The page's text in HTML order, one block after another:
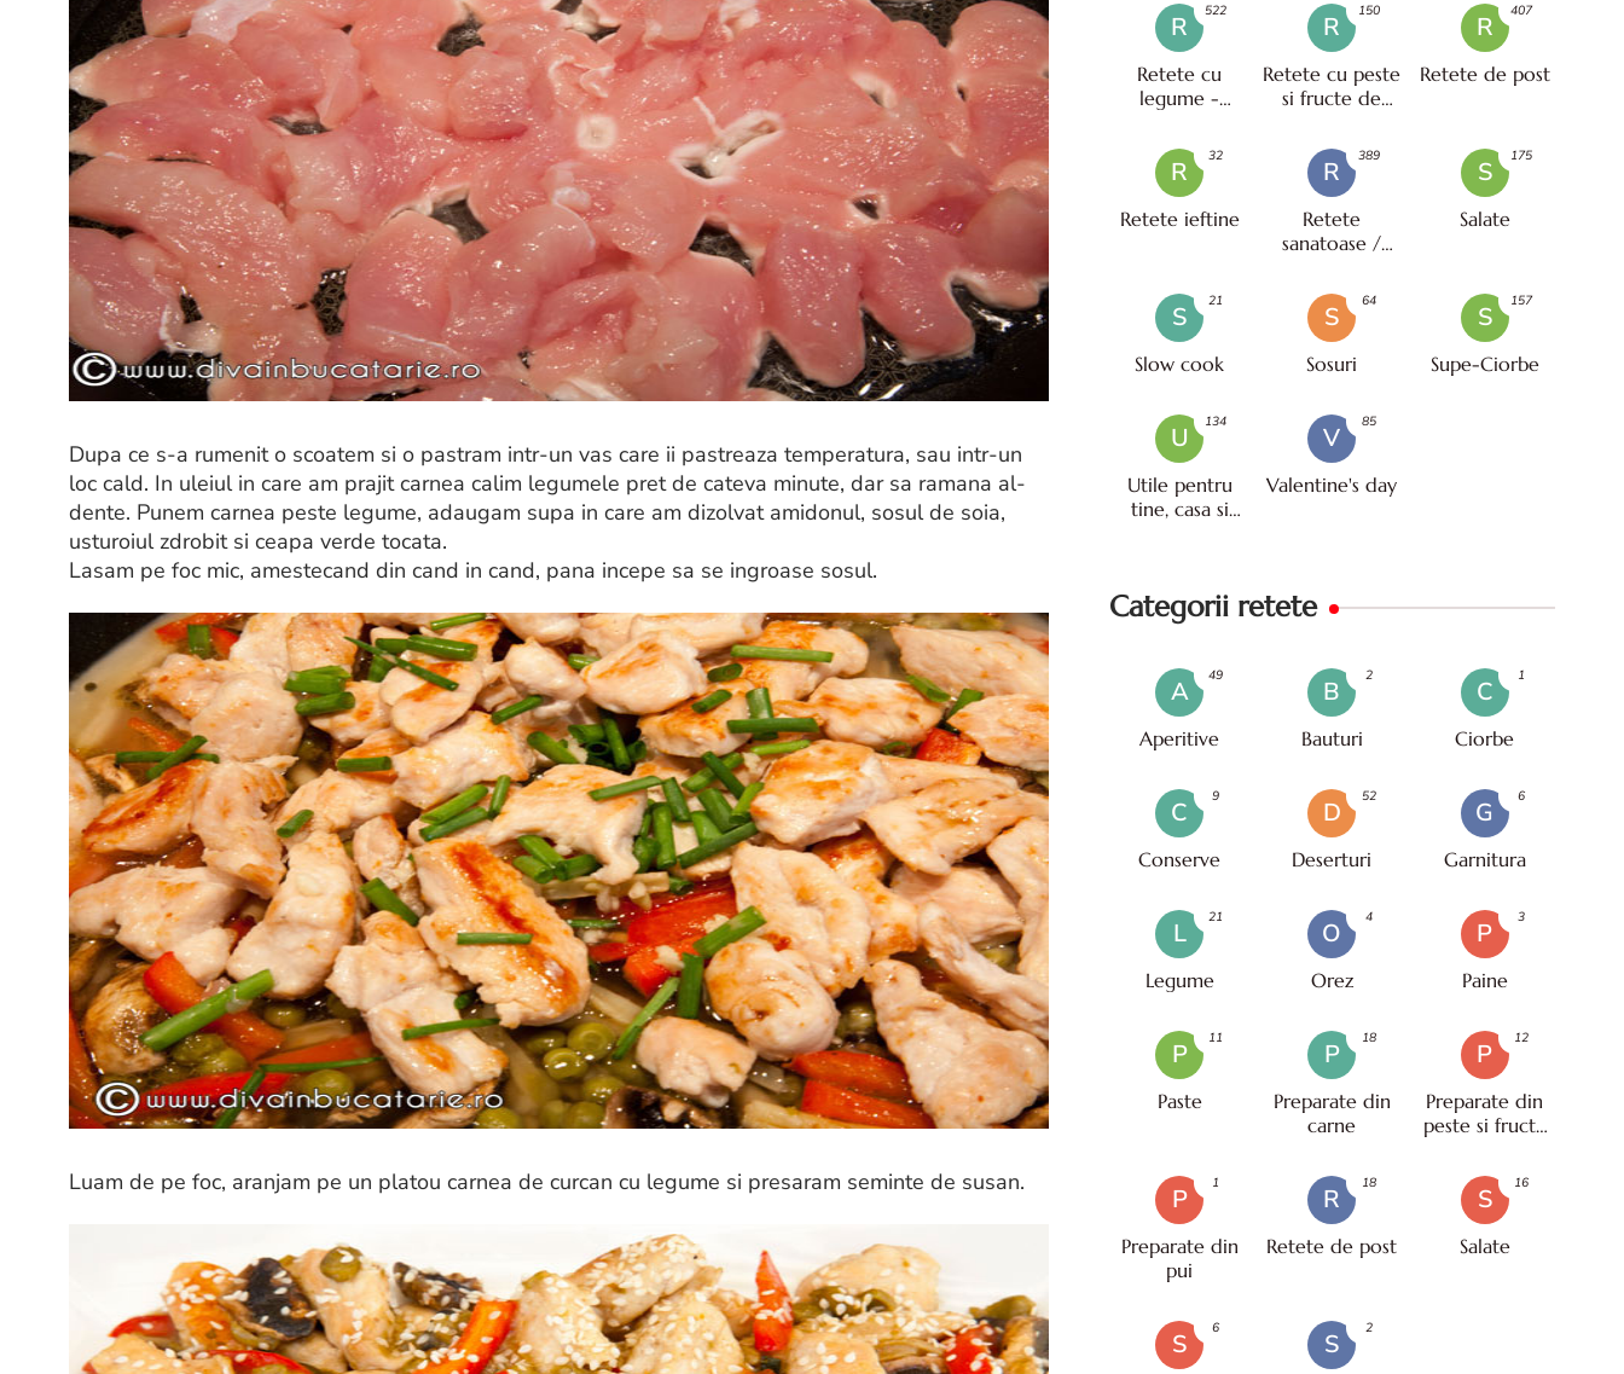
Dupa ce s-a rumenit o scoatem si o pastram intr-un vas care ii pastreaza temperatura, sau intr-un
loc cald. In uleiul in care am prajit carnea calim legumele pret de cateva minute, dar sa ramana al-
dente. Punem carnea peste legume, adaugam supa in care am dizolvat amidonul, sosul de soia,
usturoiul zdrobit si ceapa verde tocata.
Lasam pe foc mic, amestecand din cand in cand, pana incepe sa se ingroase sosul.
Luam de pe foc, aranjam pe un platou carnea de curcan cu legume si presaram seminte de susan.
R
Retete cu
legume -
522
R
Retete cu peste
si fructe de
150
R
Retete de post
407
R
Retete ieftine
32
R
Retete
sanatoase /
389
S
Salate
175
S
Slow cook
21
S
Sosuri
64
S
Supe-Ciorbe
157
U
Utile pentru
tine, casa si
134
V
Valentine's day
85
Categorii retete
A
Aperitive
49
B
Bauturi
2
C
Ciorbe
1
C
Conserve
9
D
Deserturi
52
G
Garnitura
6
L
Legume
21
O
Orez
4
P
Paine
3
P
Paste
11
P
Preparate din
carne
18
P
Preparate din
peste si fructe
12
P
Preparate din
pui
1
R
Retete de post
18
S
Salate
16
S
6
S
2